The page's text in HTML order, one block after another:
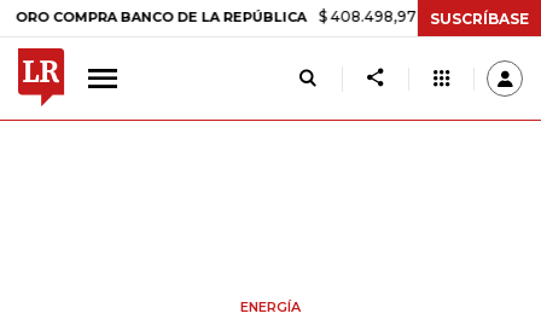
BANCO DE LA REPÚBLICA $ 408.498,97 +$ 8.753,81 +2,19%
SUSCRÍBASE
ENERGÍA